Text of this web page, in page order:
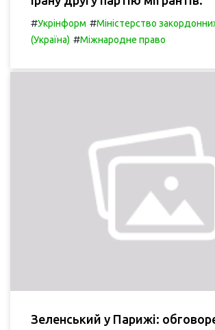
#Укрінформ #Міністерство
(Україна) #Міжнародне право
Зеленський у Парижі: